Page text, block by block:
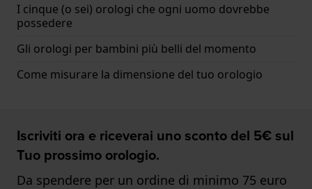
I cinque (o sei) orologi che ogni uomo dovrebbe
possedere
Gli orologi per bambini più belli del momento
Come misurare la dimensione del tuo orologio
Iscriviti ora e riceverai uno sconto del 5€ sul
Tuo prossimo orologio.
Da spendere per un ordine di minimo 75 euro